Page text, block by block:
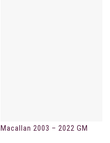
Macallan 2003 – 2022 GM